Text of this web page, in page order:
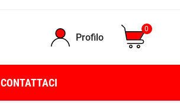
Profilo
0
CONTATTACI